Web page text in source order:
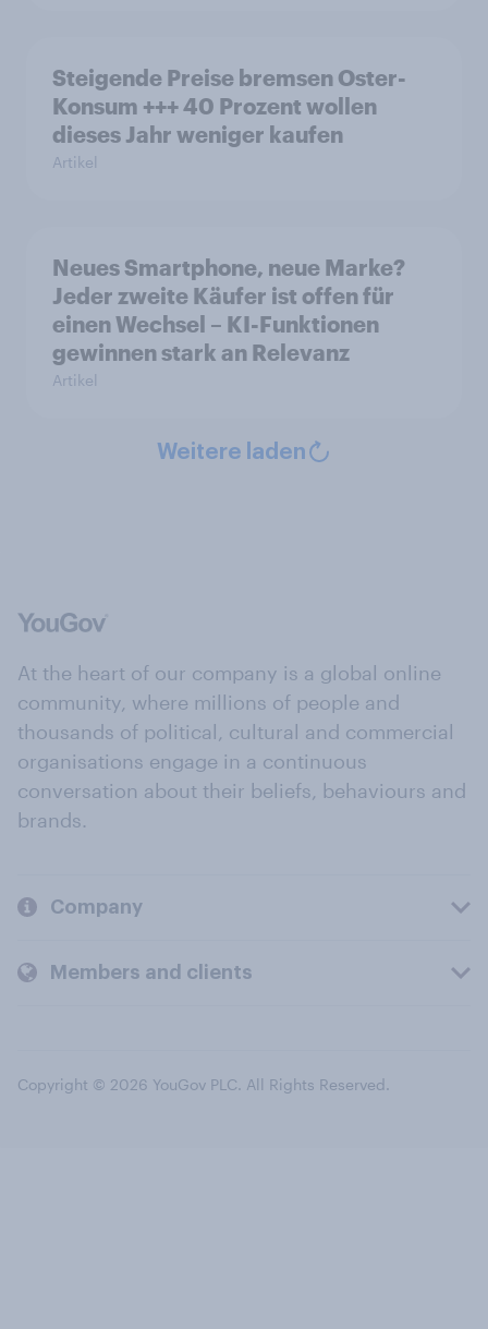
Steigende Preise bremsen Oster-
Konsum +++ 40 Prozent wollen
dieses Jahr weniger kaufen
Artikel
Neues Smartphone, neue Marke?
Jeder zweite Käufer ist offen für
einen Wechsel – KI-Funktionen
gewinnen stark an Relevanz
Artikel
Weitere laden
At the heart of our company is a global online
community, where millions of people and
thousands of political, cultural and commercial
organisations engage in a continuous
conversation about their beliefs, behaviours and
brands.
Company
Members and clients
Copyright © 2026 YouGov PLC. All Rights Reserved.